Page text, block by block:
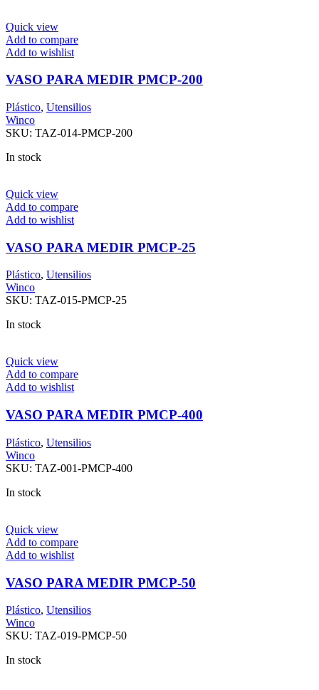
Quick view
Add to compare
Add to wishlist
VASO PARA MEDIR PMCP-200
Plástico, Utensilios
Winco
SKU: TAZ-014-PMCP-200
In stock
Quick view
Add to compare
Add to wishlist
VASO PARA MEDIR PMCP-25
Plástico, Utensilios
Winco
SKU: TAZ-015-PMCP-25
In stock
Quick view
Add to compare
Add to wishlist
VASO PARA MEDIR PMCP-400
Plástico, Utensilios
Winco
SKU: TAZ-001-PMCP-400
In stock
Quick view
Add to compare
Add to wishlist
VASO PARA MEDIR PMCP-50
Plástico, Utensilios
Winco
SKU: TAZ-019-PMCP-50
In stock